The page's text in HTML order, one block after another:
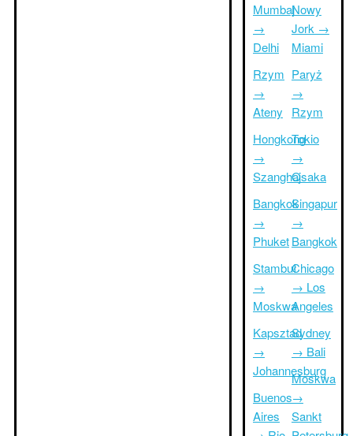
Mumbaj
→
Delhi
Rzym
→
Ateny
Hongkong
→
Szanghaj
Bangkok
→
Phuket
Stambuł
→
Moskwa
Kapsztad
→
Johannesburg
Buenos
Aires
Nowy
Jork →
Miami
Paryż
→
Rzym
Tokio
→
Osaka
Singapur
→
Bangkok
Chicago
→ Los
Angeles
Sydney
→ Bali
Moskwa
→
Sankt